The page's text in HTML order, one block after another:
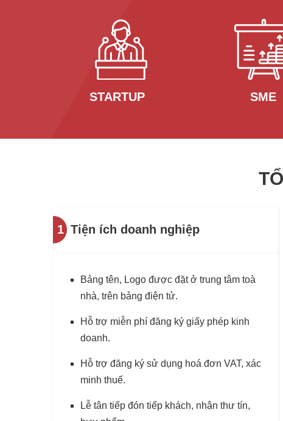
STARTUP SME
1 Tiện ích doanh nghiệp
Bảng tên, Logo được đặt ở trung tâm toà
nhà, trên bảng điện tử.
Hỗ trợ miễn phí đăng ký giấy phép kinh
doanh.
Hỗ trợ đăng ký sử dụng hoá đơn VAT, xác
minh thuế.
Lễ tân tiếp đón tiếp khách, nhận thư tín,